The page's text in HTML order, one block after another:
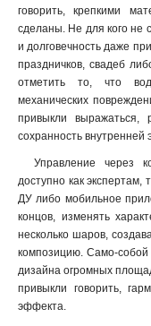
говорить, крепкими
сделаны. Не для кого не
и долговечность даже
праздничков, свадеб
отметить то, что
механических
привыкли выражаться,
сохранность внутренней
Управление через
доступно как экспертам,
ДУ либо мобильное
концов, изменять
несколько шаров,
композицию. Само-собой
дизайна огромных
привыкли говорить,
эффекта.